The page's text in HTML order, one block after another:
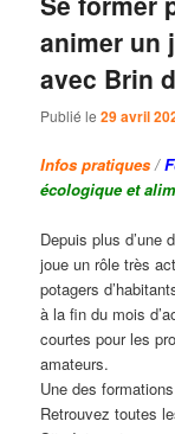
animer un
avec Brin
Publié le29 avril
Infos pratiques /
écologique et
Depuis plus d’une
joue un rôle très
potagers
à la fin du mois
courtes pour les
amateurs.
Une des
Retrouvez toutes